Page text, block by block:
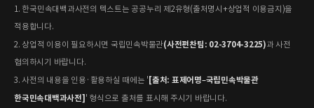
1. 한국민속대백과사전의 텍스트는 공공누리 제2유형(출처명시+상업적 이용금지)을
적용합니다.
2. 상업적 이용이 필요하시면 국립민속박물관(사전편찬팀: 02-3704-3225)과 사전
협의하시기 바랍니다.
3. 사전의 내용을 인용·활용하실 때에는 '[출처: 표제어명–국립민속박물관
한국민속대백과사전]' 형식으로 출처를 표시해 주시기 바랍니다.